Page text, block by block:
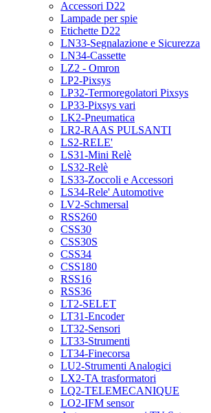
Accessori D22
Lampade per spie
Etichette D22
LN33-Segnalazione e Sicurezza
LN34-Cassette
LZ2 - Omron
LP2-Pixsys
LP32-Termoregolatori Pixsys
LP33-Pixsys vari
LK2-Pneumatica
LR2-RAAS PULSANTI
LS2-RELE'
LS31-Mini Relè
LS32-Relè
LS33-Zoccoli e Accessori
LS34-Rele' Automotive
LV2-Schmersal
RSS260
CSS30
CSS30S
CSS34
CSS180
RSS16
RSS36
LT2-SELET
LT31-Encoder
LT32-Sensori
LT33-Strumenti
LT34-Finecorsa
LU2-Strumenti Analogici
LX2-TA trasformatori
LQ2-TELEMECANIQUE
LO2-IFM sensor